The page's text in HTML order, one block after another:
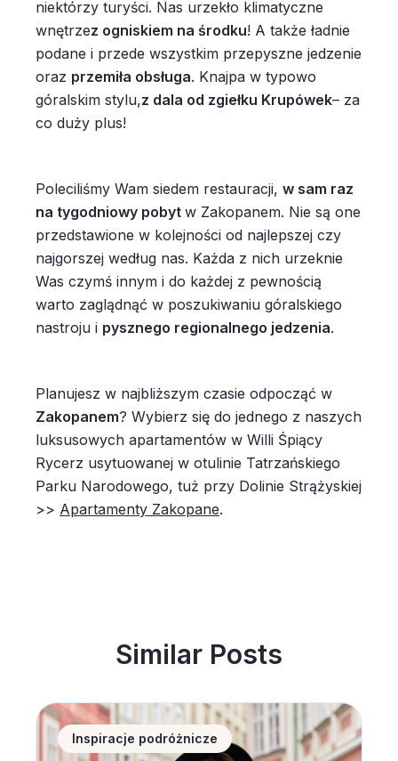
niektórzy turyści. Nas urzekło klimatyczne
wnętrzez ogniskiem na środku! A także ładnie
podane i przede wszystkim przepyszne jedzenie
oraz przemiła obsługa. Knajpa w typowo
góralskim stylu,z dala od zgiełku Krupówek– za
co duży plus!
Poleciliśmy Wam siedem restauracji, w sam raz
na tygodniowy pobyt w Zakopanem. Nie są one
przedstawione w kolejności od najlepszej czy
najgorszej według nas. Każda z nich urzeknie
Was czymś innym i do każdej z pewnością
warto zaglądnąć w poszukiwaniu góralskiego
nastroju i pysznego regionalnego jedzenia.
Planujesz w najbliższym czasie odpocząć w
Zakopanem? Wybierz się do jednego z naszych
luksusowych apartamentów w Willi Śpiący
Rycerz usytuowanej w otulinie Tatrzańskiego
Parku Narodowego, tuż przy Dolinie Strążyskiej
>> Apartamenty Zakopane.
Similar Posts
Noclegi w Polsce coraz popularniejsze wśród
Inspiracje podróżnicze